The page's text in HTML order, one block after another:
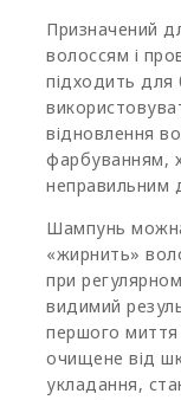
Призначений
волоссям і
підходить
відновлення
фарбуванням,
неправильним
Шампунь
«жирнить»
при
видимий
першого
очищене від
укладання,